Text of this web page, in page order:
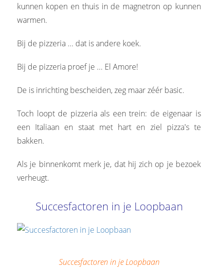
kunnen kopen en thuis in de magnetron op kunnen
warmen.
Bij de pizzeria ... dat is andere koek.
Bij de pizzeria proef je ... El Amore!
De is inrichting bescheiden, zeg maar zéér basic.
Toch loopt de pizzeria als een trein: de eigenaar is
een Italiaan en staat met hart en ziel pizza's te
bakken.
Als je binnenkomt merk je, dat hij zich op je bezoek
verheugt.
Succesfactoren in je Loopbaan
Succesfactoren in je Loopbaan